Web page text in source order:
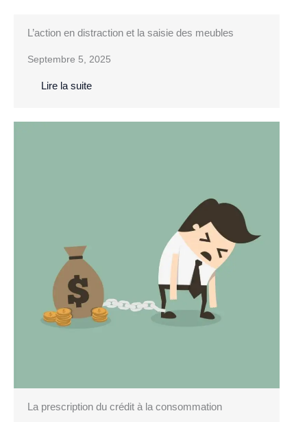
L’action en distraction et la saisie des meubles
Septembre 5, 2025
Lire la suite
La prescription du crédit à la consommation